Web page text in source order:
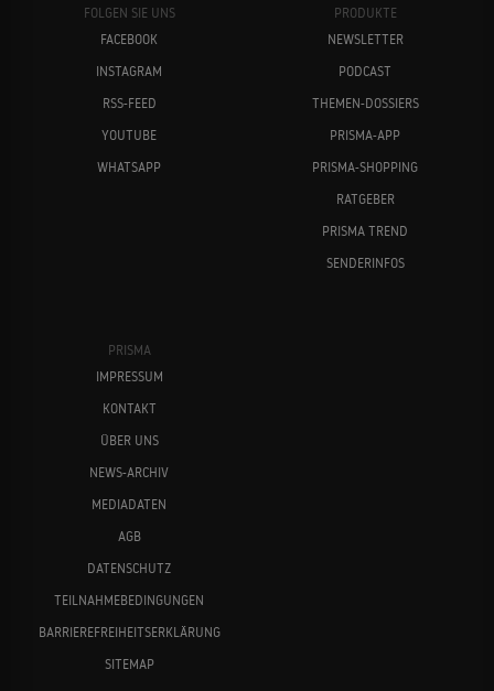
FOLGEN SIE UNS
FACEBOOK
INSTAGRAM
RSS-FEED
YOUTUBE
WHATSAPP
PRODUKTE
NEWSLETTER
PODCAST
THEMEN-DOSSIERS
PRISMA-APP
PRISMA-SHOPPING
RATGEBER
PRISMA TREND
SENDERINFOS
PRISMA
IMPRESSUM
KONTAKT
ÜBER UNS
NEWS-ARCHIV
MEDIADATEN
AGB
DATENSCHUTZ
TEILNAHMEBEDINGUNGEN
BARRIEREFREIHEITSERKLÄRUNG
SITEMAP